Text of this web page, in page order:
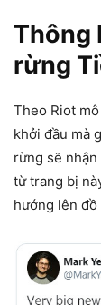
Thông
rừng
Theo Riot
khởi đầu mà
rừng sẽ
từ trang bị
hướng lên đồ